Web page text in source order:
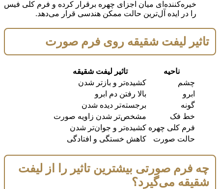
خیره‌کننده‌ای میان اجزای چهره برقرار کرده و فرم کلی فیس
را در ایده آل‌ترین حالت ممکن هندسی قرار می‌دهد.
تاثیر لیفت شقیقه روی فرم صورت
ناحیه
تاثیر لیفت شقیقه
چشم
کشیده‌تر و بازتر شدن
ابرو
بالا رفتن دم ابرو
گونه
برجسته‌تر دیده شدن
خط فک
مشخص‌تر شدن زاویه صورت
فرم کلی چهره کشیده‌تر و جوان‌تر شدن
حالت صورت
کاهش خستگی و افتادگی
چه فرم صورتی بیشترین تاثیر را از لیفت
شقیقه می‌گیرد؟